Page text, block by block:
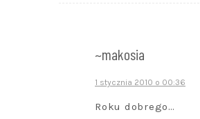
~makosia
1 stycznia 2010 o 00:36
Roku dobrego…